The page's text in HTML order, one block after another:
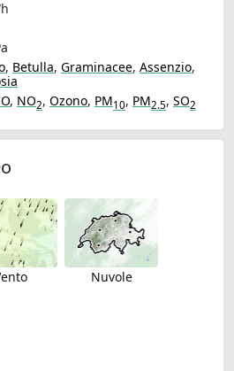
, Betulla, Graminacee, Assenzio,
, NO2, Ozono, PM10, PM2.5, SO2
Nuvole